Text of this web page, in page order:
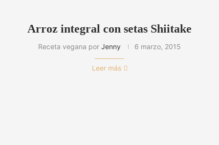
Arroz integral con setas Shiitake
Receta vegana por Jenny 6 marzo, 2015
Leer más